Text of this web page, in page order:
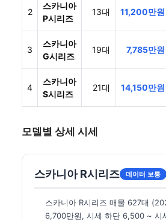
2
스카니아
P시리즈
13대 11,200만원
3
스카니아
G시리즈
19대 7,785만원
4
스카니아
S시리즈
21대 14,150만원
모델별 상세 시세
스카니아 R시리즈 데이터 보통
스카니아 R시리즈 매물 627대
6,700만원, 시세 하단 6,500 ~ 시